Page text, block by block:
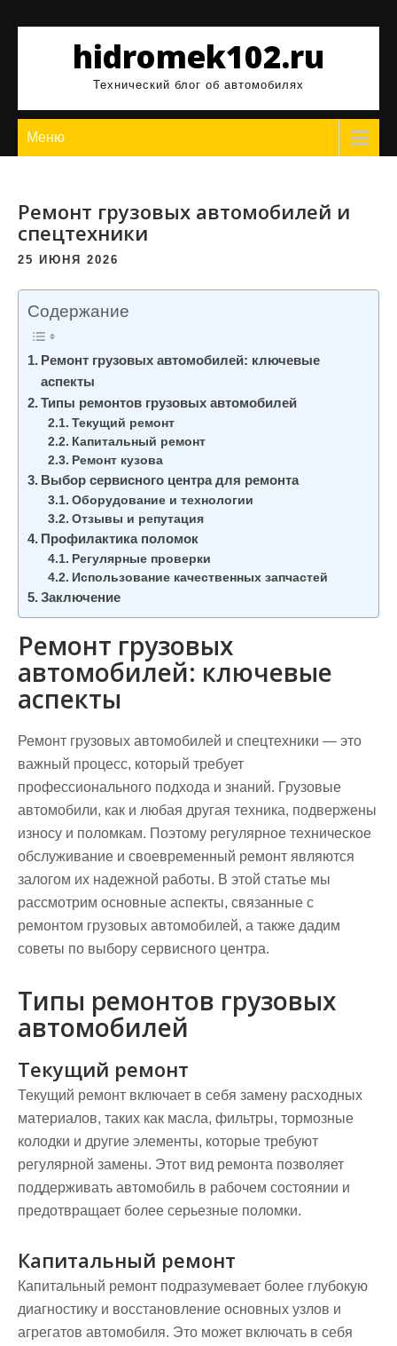
содержимомуhidromek102.ru
Технический блог об автомобилях
Меню
Ремонт грузовых автомобилей и
спецтехники
25 ИЮНЯ 2026
Содержание
Ремонт грузовых автомобилей: ключевые
аспекты
Типы ремонтов грузовых автомобилей
Текущий ремонт
Капитальный ремонт
Ремонт кузова
Выбор сервисного центра для ремонта
Оборудование и технологии
Отзывы и репутация
Профилактика поломок
Регулярные проверки
Использование качественных запчастей
Заключение
Ремонт грузовых
автомобилей: ключевые
аспекты
Ремонт грузовых автомобилей и спецтехники — это
важный процесс, который требует
профессионального подхода и знаний. Грузовые
автомобили, как и любая другая техника, подвержены
износу и поломкам. Поэтому регулярное техническое
обслуживание и своевременный ремонт являются
залогом их надежной работы. В этой статье мы
рассмотрим основные аспекты, связанные с
ремонтом грузовых автомобилей, а также дадим
советы по выбору сервисного центра.
Типы ремонтов грузовых
автомобилей
Текущий ремонт
Текущий ремонт включает в себя замену расходных
материалов, таких как масла, фильтры, тормозные
колодки и другие элементы, которые требуют
регулярной замены. Этот вид ремонта позволяет
поддерживать автомобиль в рабочем состоянии и
предотвращает более серьезные поломки.
Капитальный ремонт
Капитальный ремонт подразумевает более глубокую
диагностику и восстановление основных узлов и
агрегатов автомобиля. Это может включать в себя